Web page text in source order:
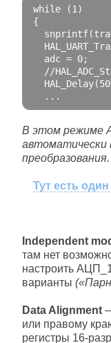
while (1 )
{
snprintf(
adc = 0;
//
HAL_Delay(
.. .
В этом режиме
автоматически
преобразования.
Тут есть
Independent
там нет
настроить
варианты
Data Alignment
или правому
регистры 16-